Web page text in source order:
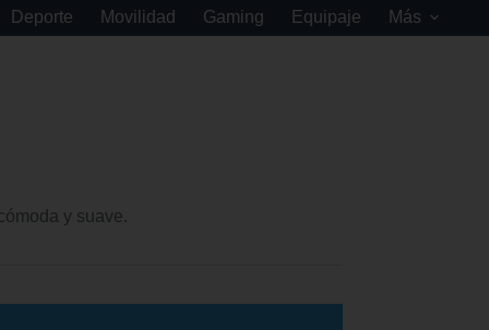
Deporte Movilidad Gaming Equipaje Más
y suave.